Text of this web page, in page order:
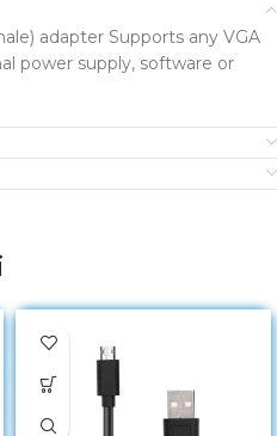
adapter Supports any VGA
power supply, software or